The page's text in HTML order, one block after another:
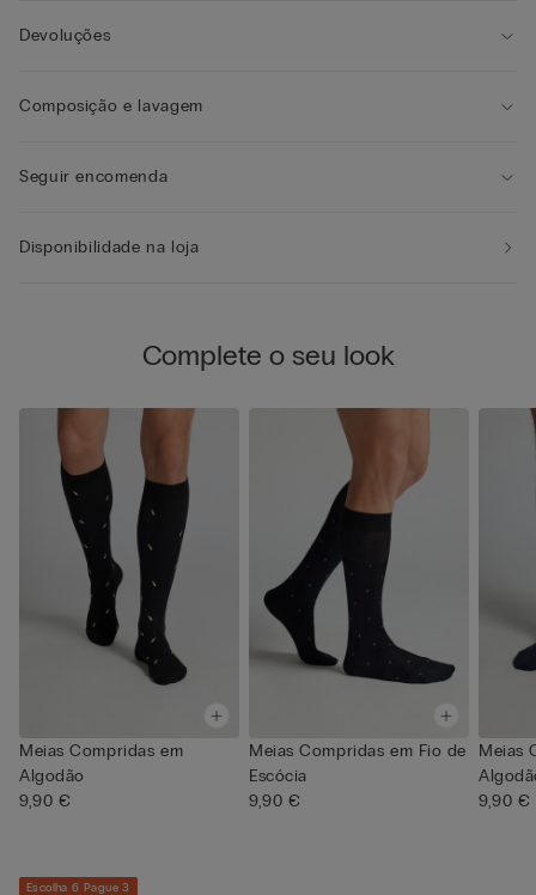
Devoluções
Composição e lavagem
Seguir encomenda
Disponibilidade na loja
Complete o seu look
Meias Compridas em
Algodão
9,90 €
Meias Compridas em Fio de
Escócia
9,90 €
Meias
9,90 €
Escolha 6 Pague 3